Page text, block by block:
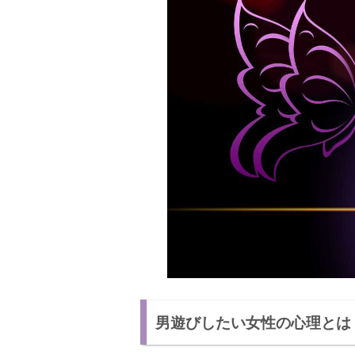
男遊びしたい女性の心理とは